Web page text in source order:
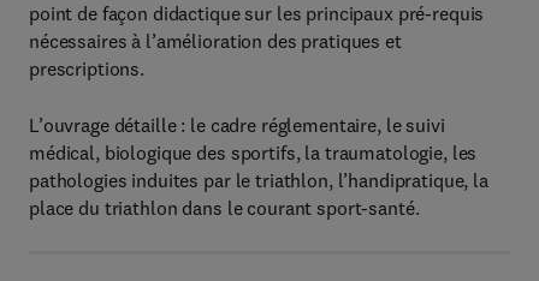
point de façon didactique sur les principaux pré-requis
nécessaires à l’amélioration des pratiques et
prescriptions.
L’ouvrage détaille : le cadre réglementaire, le suivi
médical, biologique des sportifs, la traumatologie, les
pathologies induites par le triathlon, l’handipratique, la
place du triathlon dans le courant sport-santé.